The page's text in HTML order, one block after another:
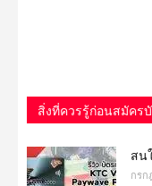
สิ่งที่ควรรู้ก่อนสมัคร
สน
กรก